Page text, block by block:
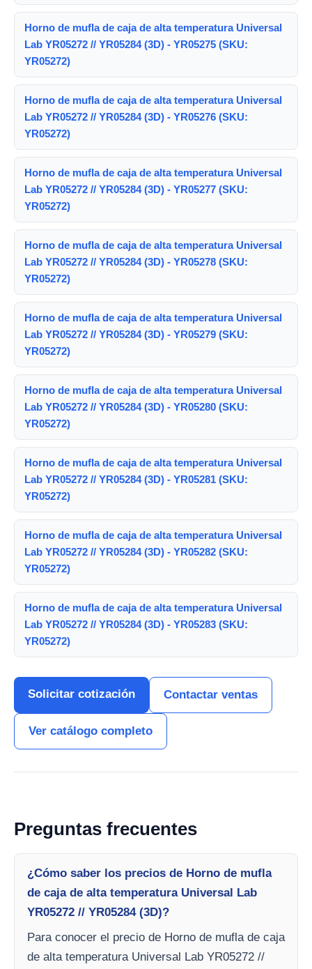
Horno de mufla de caja de alta temperatura Universal
Lab YR05272 // YR05284 (3D) - YR05275 (SKU:
YR05272)
Horno de mufla de caja de alta temperatura Universal
Lab YR05272 // YR05284 (3D) - YR05276 (SKU:
YR05272)
Horno de mufla de caja de alta temperatura Universal
Lab YR05272 // YR05284 (3D) - YR05277 (SKU:
YR05272)
Horno de mufla de caja de alta temperatura Universal
Lab YR05272 // YR05284 (3D) - YR05278 (SKU:
YR05272)
Horno de mufla de caja de alta temperatura Universal
Lab YR05272 // YR05284 (3D) - YR05279 (SKU:
YR05272)
Horno de mufla de caja de alta temperatura Universal
Lab YR05272 // YR05284 (3D) - YR05280 (SKU:
YR05272)
Horno de mufla de caja de alta temperatura Universal
Lab YR05272 // YR05284 (3D) - YR05281 (SKU:
YR05272)
Horno de mufla de caja de alta temperatura Universal
Lab YR05272 // YR05284 (3D) - YR05282 (SKU:
YR05272)
Horno de mufla de caja de alta temperatura Universal
Lab YR05272 // YR05284 (3D) - YR05283 (SKU:
YR05272)
Solicitar cotización Contactar ventas
Ver catálogo completo
Preguntas frecuentes
¿Cómo saber los precios de Horno de mufla
de caja de alta temperatura Universal Lab
YR05272 // YR05284 (3D)?
Para conocer el precio de Horno de mufla de caja
de alta temperatura Universal Lab YR05272 //